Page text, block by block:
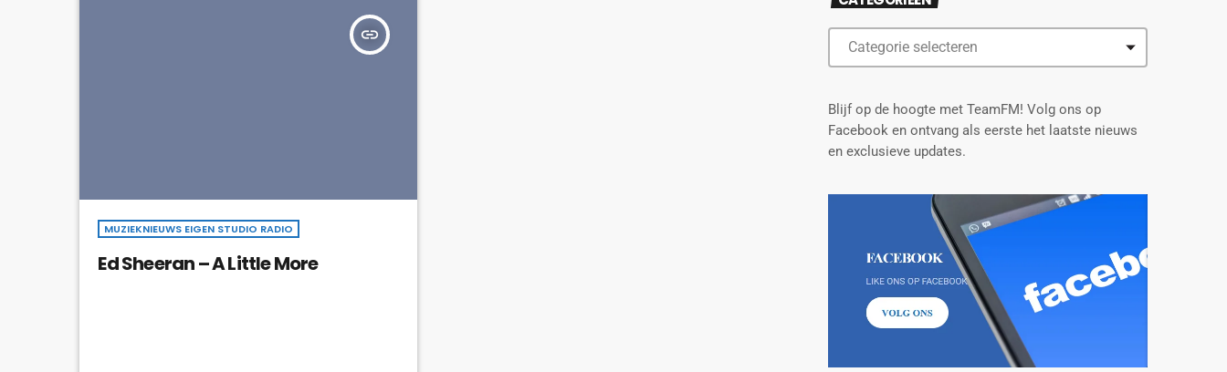
insert_link
MUZIEKNIEUWS EIGEN STUDIO RADIO
Ed Sheeran – A Little More
Blijf op de hoogte met TeamFM! Volg ons op
Facebook en ontvang als eerste het laatste nieuws
en exclusieve updates.